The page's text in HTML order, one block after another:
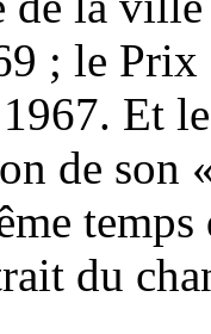
; le
Et
de son
temps
du